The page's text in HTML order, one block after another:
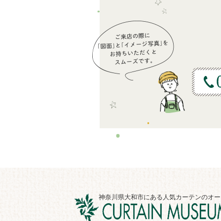
神奈川県大和市にある人気カーテンのオ